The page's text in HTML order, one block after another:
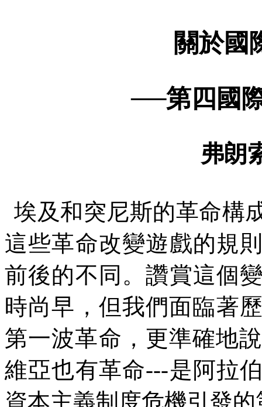
關於國
──第四國
弗朗
埃及和突尼斯的革命構
這些革命改變遊戲的規
前後的不同。讚賞這個
時尚早，但我們面臨著
第一波革命，更準確地
維亞也有革命---是阿拉
資本主義制度危機引發